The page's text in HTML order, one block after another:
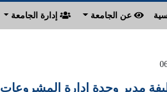
عن الجامعة إدارة الجامعة
مدير وحدة إدارة المشروعات